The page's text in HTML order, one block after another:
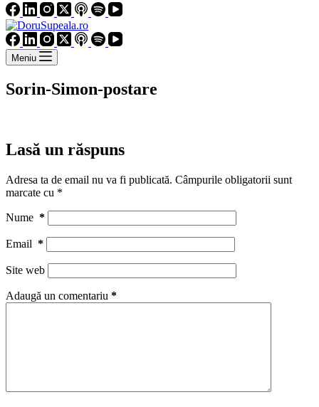
Meniu
Sorin-Simon-postare
Lasă un răspuns
Adresa ta de email nu va fi publicată. Câmpurile obligatorii sunt
marcate cu *
Nume *
Email *
Site web
Adaugă un comentariu *